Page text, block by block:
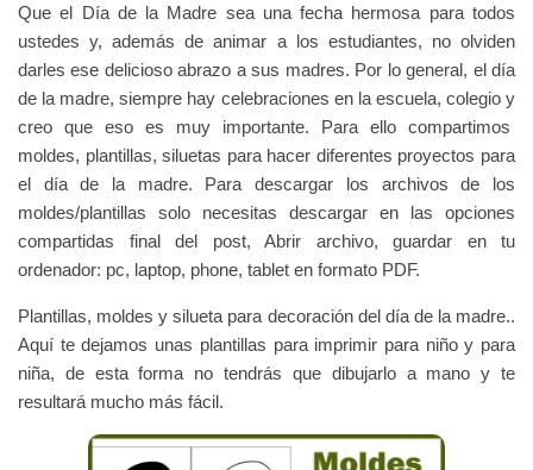
Que el Día de la Madre sea una fecha hermosa para todos
ustedes y, además de animar a los estudiantes, no olviden
darles ese delicioso abrazo a sus madres. Por lo general, el día
de la madre, siempre hay celebraciones en la escuela, colegio y
creo que eso es muy importante. Para ello compartimos
moldes, plantillas, siluetas para hacer diferentes proyectos para
el día de la madre. Para descargar los archivos de los
moldes/plantillas solo necesitas descargar en las opciones
compartidas final del post, Abrir archivo, guardar en tu
ordenador: pc, laptop, phone, tablet en formato PDF.
Plantillas, moldes y silueta para decoración del día de la madre..
Aquí te dejamos unas plantillas para imprimir para niño y para
niña, de esta forma no tendrás que dibujarlo a mano y te
resultará mucho más fácil.